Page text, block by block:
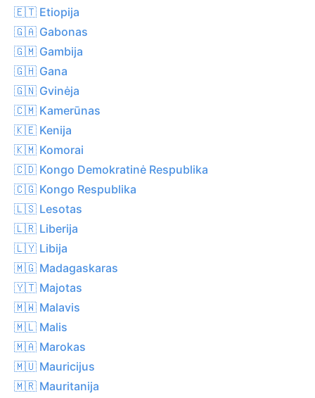
🇪🇹 Etiopija
🇬🇦 Gabonas
🇬🇲 Gambija
🇬🇭 Gana
🇬🇳 Gvinėja
🇨🇲 Kamerūnas
🇰🇪 Kenija
🇰🇲 Komorai
🇨🇩 Kongo Demokratinė Respublika
🇨🇬 Kongo Respublika
🇱🇸 Lesotas
🇱🇷 Liberija
🇱🇾 Libija
🇲🇬 Madagaskaras
🇾🇹 Majotas
🇲🇼 Malavis
🇲🇱 Malis
🇲🇦 Marokas
🇲🇺 Mauricijus
🇲🇷 Mauritanija